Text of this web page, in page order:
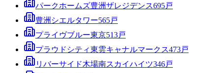
パークホームズ豊洲ザレジデンス695戸
豊洲シエルタワー565戸
プライヴブルー東京513戸
プラウドシティ東雲キャナルマークス473戸
リバーサイド木場南スカイハイツ346戸